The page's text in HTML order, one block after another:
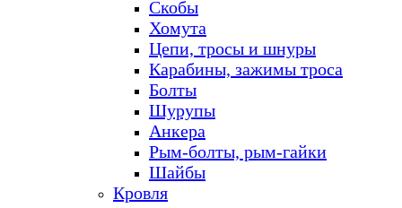
Скобы
Хомута
Цепи, тросы и шнуры
Карабины, зажимы троса
Болты
Шурупы
Анкера
Рым-болты, рым-гайки
Шайбы
Кровля